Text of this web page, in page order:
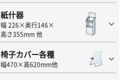
紙什器
幅 226×奥行146×
高さ355mm 他
椅子カバー各種
幅470×高620mm他